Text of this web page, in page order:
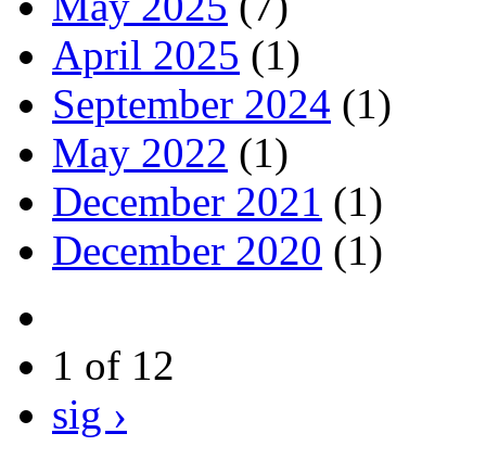
April 2025 (1)
September 2024 (1)
May 2022 (1)
December 2021 (1)
December 2020 (1)
1 of 12
sig ›